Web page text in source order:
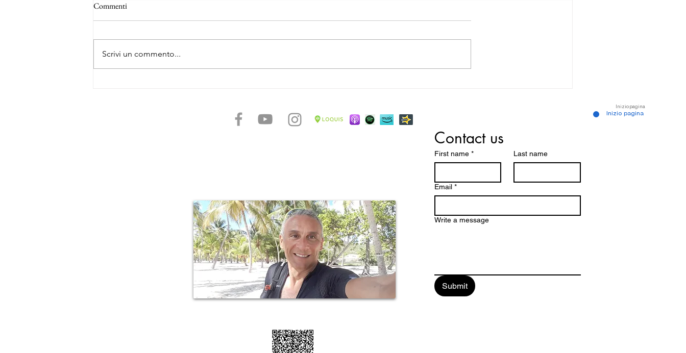
Commenti
Scrivi un commento...
Inizio pagina
Contact us
First name * Last name
Email *
Write a message
Submit
Inizio pagina